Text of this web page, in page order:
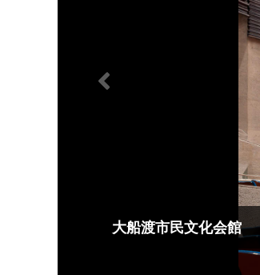
大船渡市民文化会館